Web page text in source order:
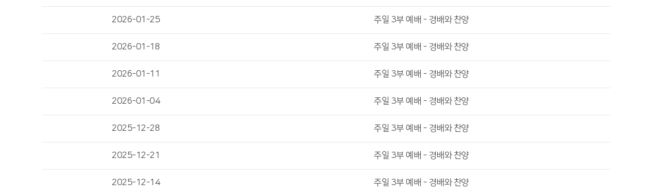
2026-01-25 주일 3부 예배 - 경배와 찬양
2026-01-18 주일 3부 예배 - 경배와 찬양
2026-01-11 주일 3부 예배 - 경배와 찬양
2026-01-04 주일 3부 예배 - 경배와 찬양
2025-12-28 주일 3부 예배 - 경배와 찬양
2025-12-21 주일 3부 예배 - 경배와 찬양
2025-12-14 주일 3부 예배 - 경배와 찬양